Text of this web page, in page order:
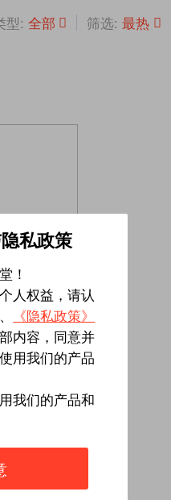
型: 全部 筛选: 最热
课程
私政策
！
人权益，请认
、
《隐私政策》
内容，同意并
用我们的产品
我们的产品和